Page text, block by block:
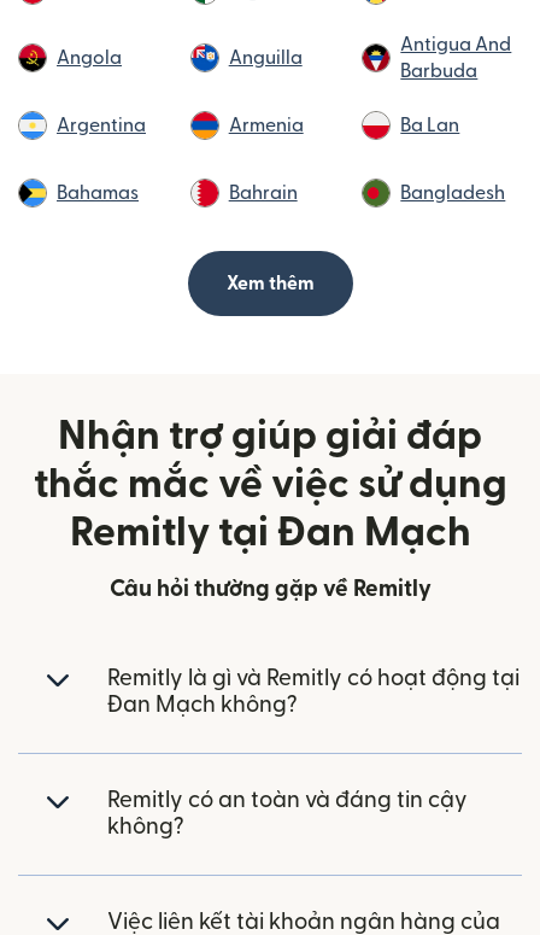
Angola Anguilla
Antigua And
Barbuda
Argentina Armenia Ba Lan
Bahamas Bahrain Bangladesh
Xem thêm
Nhận trợ giúp giải đáp
thắc mắc về việc sử dụng
Remitly tại Đan Mạch
Câu hỏi thường gặp về Remitly
Remitly là gì và Remitly có hoạt động tại
Đan Mạch không?
Remitly có an toàn và đáng tin cậy
không?
Việc liên kết tài khoản ngân hàng của